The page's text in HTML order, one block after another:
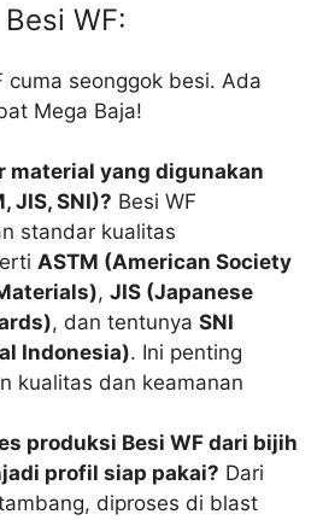
WF:
cuma seonggok besi. Ada
Mega Baja!
material yang digunakan
JIS, SNI)? Besi WF
standar kualitas
ASTM (American Society
,JIS (Japanese
, dan tentunyaSNI
Indonesia). Ini penting
kualitas dan keamanan
produksi Besi WF dari bijih
profil siap pakai? Dari
diproses di blast